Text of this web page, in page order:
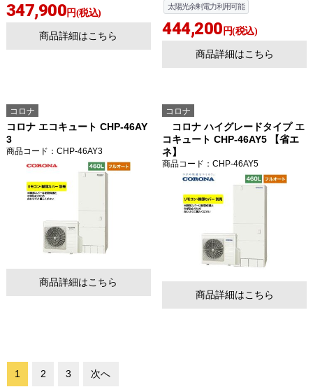
347,900円(税込)
商品詳細はこちら
太陽光余剰電力利用可能
444,200 円(税込)
商品詳細はこちら
コロナ
コロナ エコキュート CHP-46AY
3
商品コード ：CHP-46AY3
商品詳細はこちら
コロナ
コロナ ハイグレードタイプ エ
コキュート CHP-46AY5 【省エ
ネ】
商品コード ：CHP-46AY5
商品詳細はこちら
1 2 3 次へ